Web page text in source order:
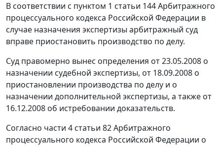
В соответствии с пунктом 1 статьи 144Арбитражного
процессуального кодекса Российской Федерации в
случае назначения экспертизы арбитражный суд
вправе приостановить производство по делу.
Суд правомерно вынес определения от 23.05.2008 о
назначении судебной экспертизы, от 18.09.2008 о
приостановлении производства по делу и о
назначении дополнительной экспертизы, а также от
16.12.2008 об истребовании доказательств.
Согласно части 4 статьи 82Арбитражного
процессуального кодекса Российской Федерации о